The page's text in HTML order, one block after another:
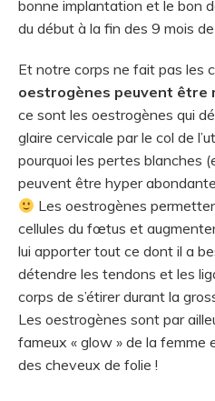
bonne implantation et le bon
du début à la fin des 9 mois
Et notre corps ne fait pas les
oestrogènes peuvent être
ce sont les oestrogènes qui
glaire cervicale par le col de
pourquoi les pertes blanches
peuvent être hyper
Les oestrogènes
cellules du fœtus et
lui apporter tout ce dont il a
détendre les tendons et les
corps de s’étirer durant la
Les oestrogènes sont par
fameux « glow » de la femme
des cheveux de folie !